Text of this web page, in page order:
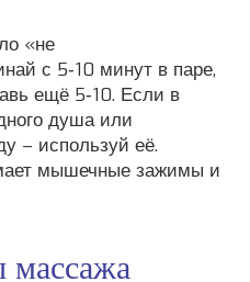
«не
с 5‑10 минут в паре,
ещё 5‑10. Если в
душа или
– используй её.
мышечные зажимы и
массажа